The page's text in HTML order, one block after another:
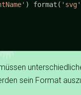
) format( 'svg'
sein Format